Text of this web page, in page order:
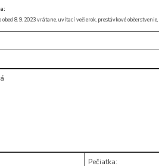
8. 9. 2023 vrátane, uvítací večierok, prestávkové
Pečiatka: